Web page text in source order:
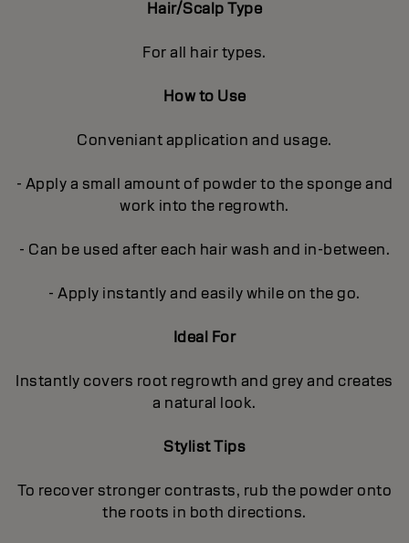
Hair/Scalp Type
For all hair types.
How to Use
Conveniant application and usage.
- Apply a small amount of powder to the sponge and
work into the regrowth.
- Can be used after each hair wash and in-between.
- Apply instantly and easily while on the go.
Ideal For
Instantly covers root regrowth and grey and creates
a natural look.
Stylist Tips
To recover stronger contrasts, rub the powder onto
the roots in both directions.